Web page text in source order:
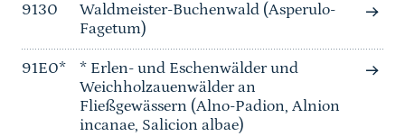
9130
Waldmeister-Buchenwald (Asperulo-
Fagetum)
91E0*
* Erlen- und Eschenwälder und
Weichholzauenwälder an
Fließgewässern (Alno-Padion, Alnion
incanae, Salicion albae)